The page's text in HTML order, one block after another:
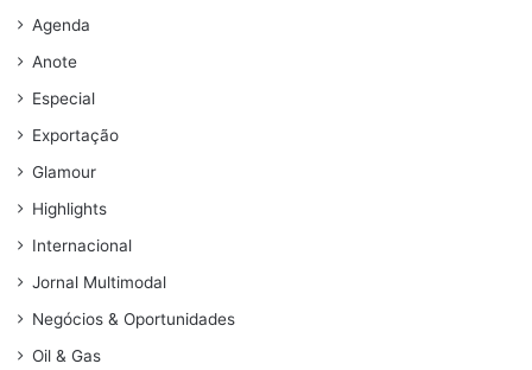
Agenda
Anote
Especial
Exportação
Glamour
Highlights
Internacional
Jornal Multimodal
Negócios & Oportunidades
Oil & Gas